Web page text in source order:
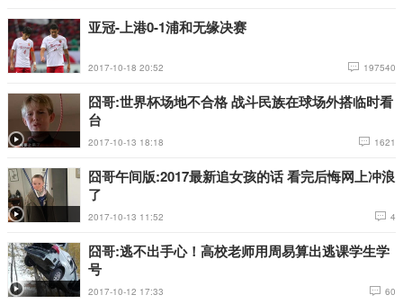
亚冠-上港0-1浦和无缘决赛
2017-10-18 20:52 197540
囧哥:世界杯场地不合格 战斗民族在球场外搭临时看
台
2017-10-13 18:18 1621
囧哥午间版:2017最新追女孩的话 看完后悔网上冲浪
了
2017-10-13 11:52 4
囧哥:逃不出手心！高校老师用周易算出逃课学生学
号
2017-10-12 17:33 60